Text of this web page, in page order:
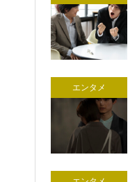
エンタメ